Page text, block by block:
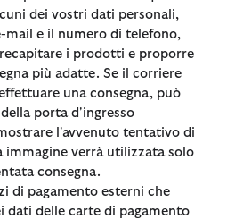
dei vostri dati personali,
mail e il numero di telefono,
i prodotti e proporre
più adatte. Se il corriere
una consegna, può
porta d'ingresso
l'avvenuto tentativo di
immagine verrà utilizzata solo
consegna.
di pagamento esterni che
dati delle carte di pagamento